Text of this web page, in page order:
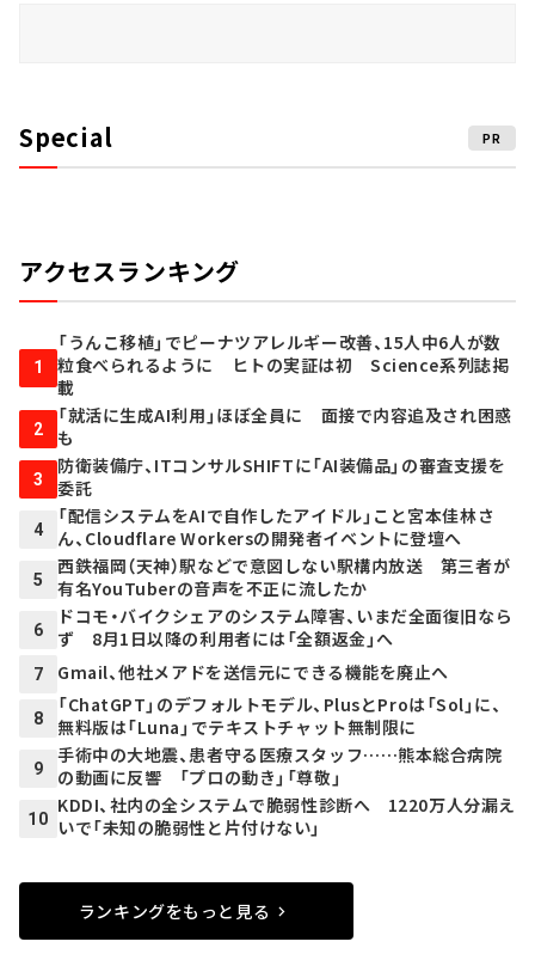
Special PR
アクセスランキング
1
「うんこ移植」でピーナツアレルギー改善、15人中6人が数
粒食べられるように ヒトの実証は初 Science系列誌掲
載
2
「就活に生成AI利用」ほぼ全員に 面接で内容追及され困惑
も
3
防衛装備庁、ITコンサルSHIFTに「AI装備品」の審査支援を
委託
4
「配信システムをAIで自作したアイドル」こと宮本佳林さ
ん、Cloudflare Workersの開発者イベントに登壇へ
5
西鉄福岡（天神）駅などで意図しない駅構内放送 第三者が
有名YouTuberの音声を不正に流したか
6
ドコモ・バイクシェアのシステム障害、いまだ全面復旧なら
ず 8月1日以降の利用者には「全額返金」へ
7 Gmail、他社メアドを送信元にできる機能を廃止へ
8
「ChatGPT」のデフォルトモデル、PlusとProは「Sol」に、
無料版は「Luna」でテキストチャット無制限に
9
手術中の大地震、患者守る医療スタッフ……熊本総合病院
の動画に反響 「プロの動き」「尊敬」
10
KDDI、社内の全システムで脆弱性診断へ 1220万人分漏え
いで「未知の脆弱性と片付けない」
ランキングをもっと見る